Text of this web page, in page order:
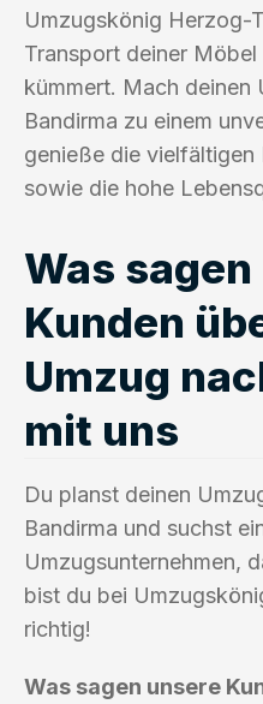
Umzugskönig Herzog-
Transport deiner
kümmert. Mach deinen
Bandirma zu einem
genieße die vielfältigen
sowie die hohe
Was
Kunden
Umzug
mit uns
Du planst deinen
Bandirma und suchst
Umzugsunternehmen,
bist du bei
richtig!
Was sagen unsere